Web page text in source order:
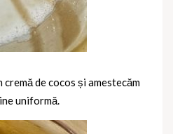
de cocos și amestecăm
uniformă.